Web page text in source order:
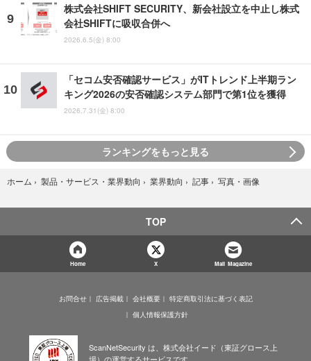
株式会社SHIFT SECURITY、新会社設立を中止し株式
会社SHIFTに吸収合併へ
2026.6.5(金) 8:00
「セコム安否確認サービス」がITトレンド上半期ラン
キング2026の安否確認システム部門で第1位を獲得
2026.7.31(金) 8:00
ランキングをもっと見る
ホーム › 製品・サービス・業界動向 › 業界動向 › 記事 › 写真・画像
TOP
Home X Mail Magazine
お問合せ 広告掲載 会社概要
特定商取引法に基づく表記
個人情報保護方針
ScanNetSecurity は、株式会社イード（東証グロース上